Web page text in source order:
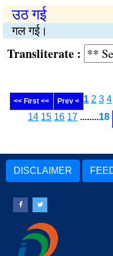
उठ गई
गल गई।
:
<< First << Prev < 1 2 3 4
14 15 16 17 ........18
DISCLAIMER